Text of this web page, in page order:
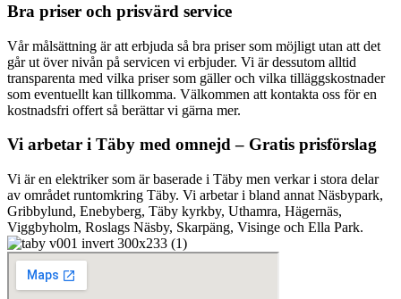
Bra priser och prisvärd service
Vår målsättning är att erbjuda så bra priser som möjligt utan att det
går ut över nivån på servicen vi erbjuder. Vi är dessutom alltid
transparenta med vilka priser som gäller och vilka tilläggskostnader
som eventuellt kan tillkomma. Välkommen att kontakta oss för en
kostnadsfri offert så berättar vi gärna mer.
Vi arbetar i Täby med omnejd – Gratis prisförslag
Vi är en elektriker som är baserade i Täby men verkar i stora delar
av området runtomkring Täby. Vi arbetar i bland annat Näsbypark,
Gribbylund, Enebyberg, Täby kyrkby, Uthamra, Hägernäs,
Viggbyholm, Roslags Näsby, Skarpäng, Visinge och Ella Park.